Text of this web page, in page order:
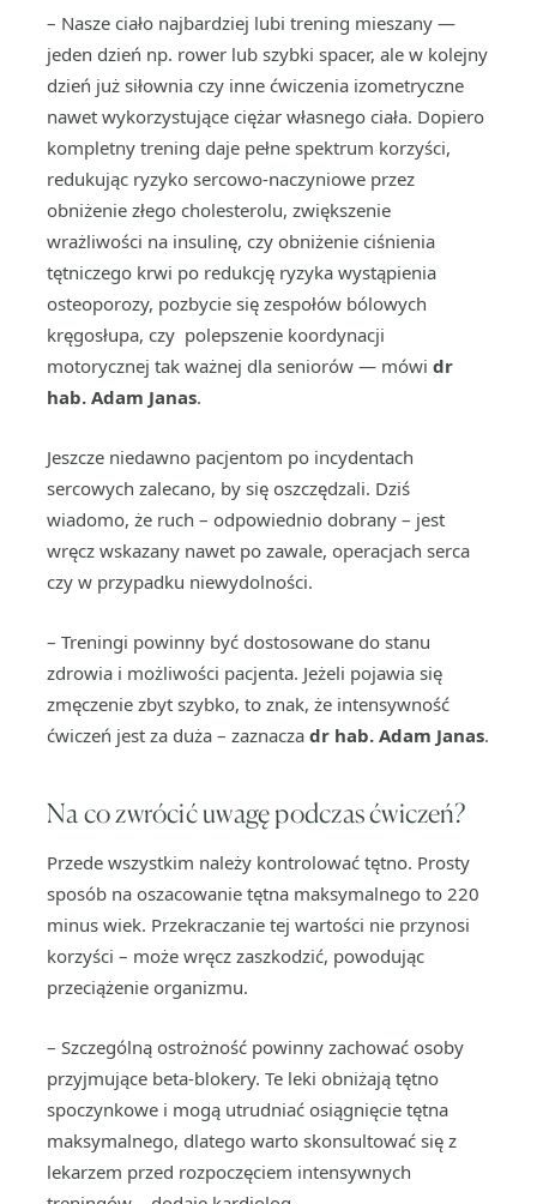
– Nasze ciało najbardziej lubi trening mieszany —
jeden dzień np. rower lub szybki spacer, ale w kolejny
dzień już siłownia czy inne ćwiczenia izometryczne
nawet wykorzystujące ciężar własnego ciała. Dopiero
kompletny trening daje pełne spektrum korzyści,
redukując ryzyko sercowo-naczyniowe przez
obniżenie złego cholesterolu, zwiększenie
wrażliwości na insulinę, czy obniżenie ciśnienia
tętniczego krwi po redukcję ryzyka wystąpienia
osteoporozy, pozbycie się zespołów bólowych
kręgosłupa, czy polepszenie koordynacji
motorycznej tak ważnej dla seniorów — mówi dr
hab. Adam Janas.
Jeszcze niedawno pacjentom po incydentach
sercowych zalecano, by się oszczędzali. Dziś
wiadomo, że ruch – odpowiednio dobrany – jest
wręcz wskazany nawet po zawale, operacjach serca
czy w przypadku niewydolności.
– Treningi powinny być dostosowane do stanu
zdrowia i możliwości pacjenta. Jeżeli pojawia się
zmęczenie zbyt szybko, to znak, że intensywność
ćwiczeń jest za duża – zaznacza dr hab. Adam Janas.
Na co zwrócić uwagę podczas ćwiczeń?
Przede wszystkim należy kontrolować tętno. Prosty
sposób na oszacowanie tętna maksymalnego to 220
minus wiek. Przekraczanie tej wartości nie przynosi
korzyści – może wręcz zaszkodzić, powodując
przeciążenie organizmu.
– Szczególną ostrożność powinny zachować osoby
przyjmujące beta-blokery. Te leki obniżają tętno
spoczynkowe i mogą utrudniać osiągnięcie tętna
maksymalnego, dlatego warto skonsultować się z
lekarzem przed rozpoczęciem intensywnych